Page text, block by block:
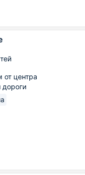
от центра
дороги